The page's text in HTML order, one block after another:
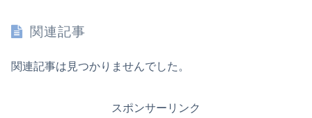
関連記事
関連記事は見つかりませんでした。
スポンサーリンク